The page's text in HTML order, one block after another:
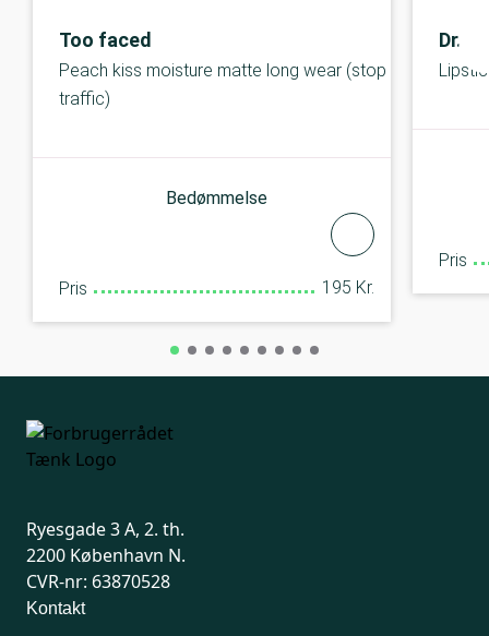
Too faced
Peach kiss moisture matte long wear (stop
traffic)
Bedømmelse
Pris 195 Kr.
Dr.
Pris
Ryesgade 3 A, 2. th.
2200 København N.
CVR-nr: 63870528
Kontakt